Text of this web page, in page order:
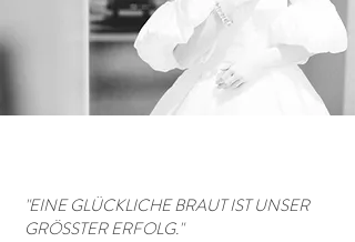
"EINE GLÜCKLICHE BRAUT IST UNSER
GRÖSSTER ERFOLG."